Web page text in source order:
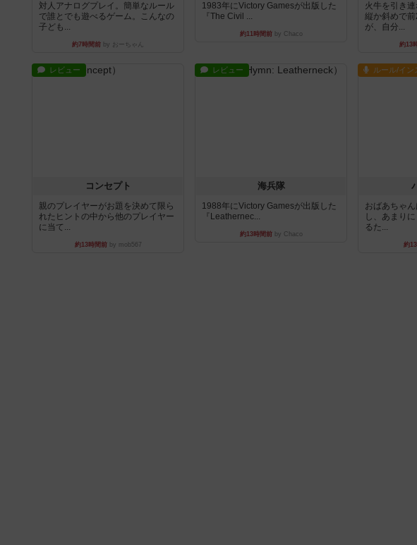
対人アナログプレイ。簡単なルール
で誰とでも遊べるゲーム。こんなの
子ども...
約7時間前 by おーちゃん
1983年にVictory Gamesが出版した
『The Civil ...
約11時間前by Chaco
火牛を引き連
縦か斜めで
が、自分...
約13
レビュー
コンセプト
親のプレイヤーがお題を決めて限ら
れたヒントの中から他のプレイヤー
に当て...
約13時間前by mob567
レビュー
海兵隊
1988年にVictory Gamesが出版した
『Leathernec...
約13時間前by Chaco
ルール/イン
おばあちゃ
し、あまり
るた...
約